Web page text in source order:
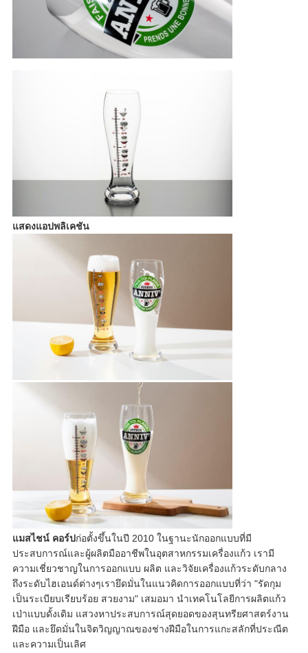
แสดงแอปพลิเคชัน
แมสไชน์ คอร์ปก่อตั้งขึ้นในปี 2010 ในฐานะนักออกแบบที่มี
ประสบการณ์และผู้ผลิตมืออาชีพในอุตสาหกรรมเครื่องแก้ว เรามี
ความเชี่ยวชาญในการออกแบบ ผลิต และวิจัยเครื่องแก้วระดับกลาง
ถึงระดับไฮเอนด์ต่างๆเรายึดมั่นในแนวคิดการออกแบบที่ว่า "รัดกุม
เป็นระเบียบเรียบร้อย สวยงาม" เสมอมา นำเทคโนโลยีการผลิตแก้ว
เป่าแบบดั้งเดิม แสวงหาประสบการณ์สุดยอดของสุนทรียศาสตร์งาน
ฝีมือ และยึดมั่นในจิตวิญญาณของช่างฝีมือในการแกะสลักที่ประณีต
และความเป็นเลิศ